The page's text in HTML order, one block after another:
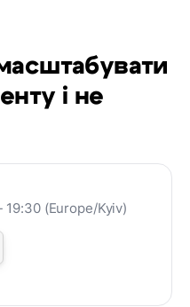
і не
19:30 (Europe/Kyiv)